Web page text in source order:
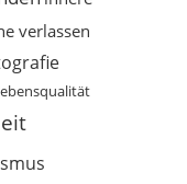
verlassen